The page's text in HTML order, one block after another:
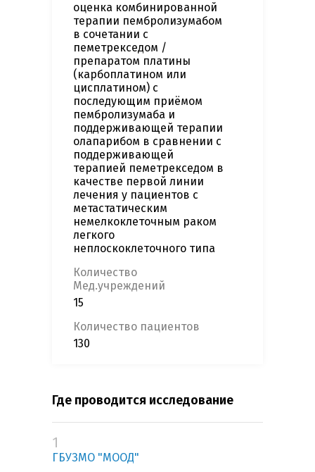
оценка комбинированной
терапии пембролизумабом
в сочетании с
пеметрекседом /
препаратом платины
(карбоплатином или
цисплатином) с
последующим приёмом
пембролизумаба и
поддерживающей терапии
олапарибом в сравнении с
поддерживающей
терапией пеметрекседом в
качестве первой линии
лечения у пациентов с
метастатическим
немелкоклеточным раком
легкого
неплоскоклеточного типа
Количество
Мед.учреждений
15
Количество пациентов
130
Где проводится исследование
1
ГБУЗМО "МООД"